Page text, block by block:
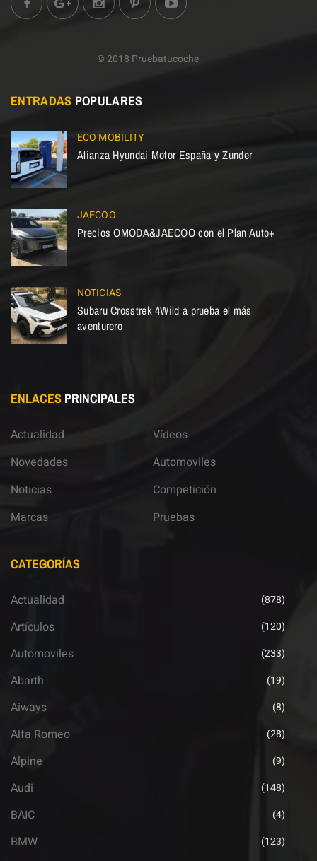
© 2018 Pruebatucoche
ENTRADAS POPULARES
ECO MOBILITY
Alianza Hyundai Motor España y Zunder
JAECOO
Precios OMODA&JAECOO con el Plan Auto+
NOTICIAS
Subaru Crosstrek 4Wild a prueba el más
aventurero
ENLACES PRINCIPALES
Actualidad
Novedades
Noticias
Marcas
Vídeos
Automoviles
Competición
Pruebas
CATEGORÍAS
Actualidad (878)
Artículos (120)
Automoviles (233)
Abarth (19)
Aiways (8)
Alfa Romeo (28)
Alpine (9)
Audi (148)
BAIC (4)
BMW (123)